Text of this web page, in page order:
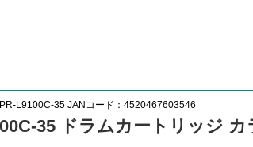
PR-L9100C-35 JANコード：4520467603546
35 ドラムカートリッジ